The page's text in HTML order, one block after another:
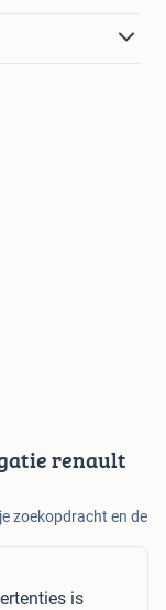
renault
zoekopdracht en de
is